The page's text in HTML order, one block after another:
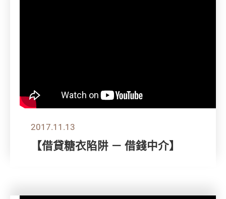
2017.11.13
【借貸糖衣陷阱 － 借錢中介】